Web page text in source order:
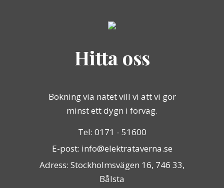
Hitta oss
Bokning via nätet vill vi att vi gör
minst ett dygn i förväg.
Tel: 0171 - 51600
E-post: info@elektrataverna.se
Adress: Stockholmsvägen 16, 746 33,
Bålsta